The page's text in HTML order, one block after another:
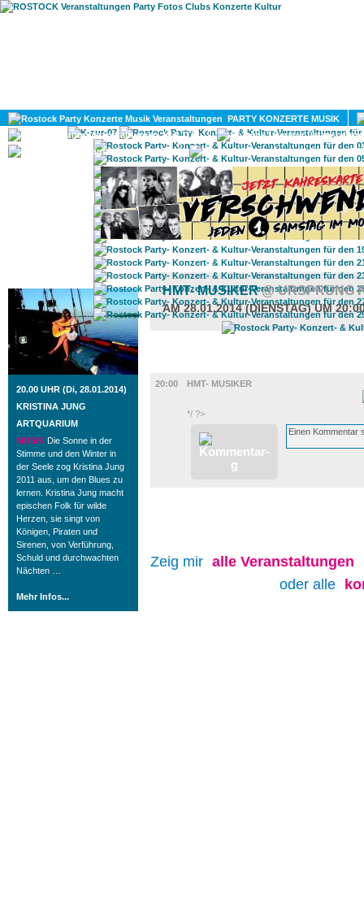
PARTY KONZERTE MUSIK
KULTUR
GAY
ROSTOCK TAGESTIPP
20.00 UHR (Di, 28.01.2014)
KRISTINA JUNG
ARTQUARIUM
MUSIK Die Sonne in der
Stimme und den Winter in
der Seele zog Kristina Jung
2011 aus, um den Blues zu
lernen. Kristina Jung macht
epischen Folk für wilde
Herzen, sie singt von
Königen, Piraten und
Sirenen, von Verführung,
Schuld und durchwachten
Nächten …
Mehr Infos...
HMT- MUSIKER@ URSPRUNG
AM 28.01.2014 (DIENSTAG) UM
20:00
HMT- MUSIKER
*/ ?>
Zeig mir alle Veranstaltungen
oder alle